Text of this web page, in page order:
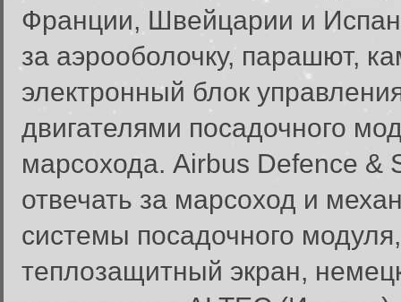
Франции, Швейцарии и
за аэрооболочку, парашют,
электронный блок
двигателями посадочного
марсохода. Airbus Defence &
отвечать за марсоход и
системы посадочного
теплозащитный экран,